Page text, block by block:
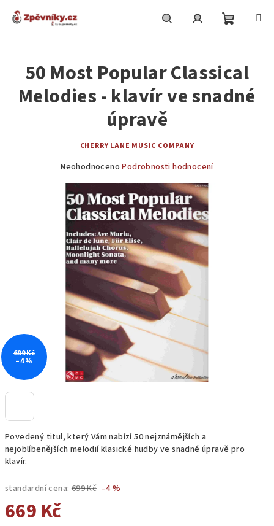
košík
Povedený titul, který Vám nabízí 50 nejznámějších a
nejoblíbenějších melodií klasické hudby ve snadné úpravě pro
klavír.
standardní cena: 699 Kč –4 %
669 Kč
50 Most Popular Classical
Melodies - klavír ve snadné
úpravě
CHERRY LANE MUSIC COMPANY
Průměrné
produktu
je
0,0
hvězdiček.
Neohodnoceno Podrobnosti hodnocení
699 Kč
–4 %